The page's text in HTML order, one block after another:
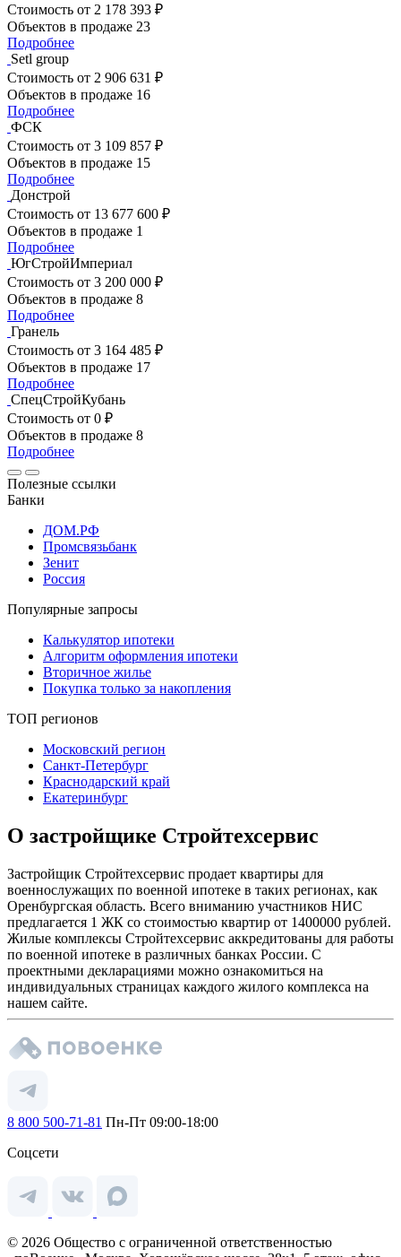
Стоимость от 2 178 393 ₽
Объектов в продаже 23
Подробнее
Setl group
Стоимость от 2 906 631 ₽
Объектов в продаже 16
Подробнее
ФСК
Стоимость от 3 109 857 ₽
Объектов в продаже 15
Подробнее
Донстрой
Стоимость от 13 677 600 ₽
Объектов в продаже 1
Подробнее
ЮгСтройИмпериал
Стоимость от 3 200 000 ₽
Объектов в продаже 8
Подробнее
Гранель
Стоимость от 3 164 485 ₽
Объектов в продаже 17
Подробнее
СпецСтройКубань
Стоимость от 0 ₽
Объектов в продаже 8
Подробнее
Полезные ссылки
Банки
ДОМ.РФ
Промсвязьбанк
Зенит
Россия
Популярные запросы
Калькулятор ипотеки
Алгоритм оформления ипотеки
Вторичное жилье
Покупка только за накопления
ТОП регионов
Московский регион
Санкт-Петербург
Краснодарский край
Екатеринбург
О застройщике Стройтехсервис
Застройщик Стройтехсервис продает квартиры для
военнослужащих по военной ипотеке в таких регионах, как
Оренбургская область. Всего вниманию участников НИС
предлагается 1 ЖК со стоимостью квартир от 1400000 рублей.
Жилые комплексы Стройтехсервис аккредитованы для работы
по военной ипотеке в различных банках России. С
проектными декларациями можно ознакомиться на
индивидуальных страницах каждого жилого комплекса на
нашем сайте.
8 800 500-71-81 Пн-Пт 09:00-18:00
Соцсети
© 2026 Общество с ограниченной ответственностью